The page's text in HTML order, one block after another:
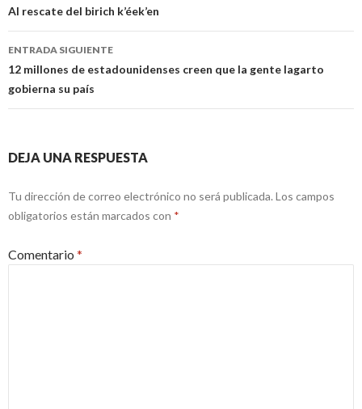
de
entradas
Al rescate del birich k’éek’en
ENTRADA SIGUIENTE
12 millones de estadounidenses creen que la gente lagarto
gobierna su país
DEJA UNA RESPUESTA
Tu dirección de correo electrónico no será publicada. Los campos
obligatorios están marcados con *
Comentario *